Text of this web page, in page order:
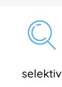
selektiv